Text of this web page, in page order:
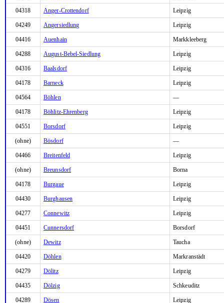
04318 Anger-Crottendorf Leipzig
04249 Angersiedlung Leipzig
04416 Auenhain Markkleeberg
04288 August-Bebel-Siedlung Leipzig
04316 Baalsdorf Leipzig
04178 Barneck Leipzig
04564 Böhlen —
04178 Böhlitz-Ehrenberg Leipzig
04551 Borsdorf Leipzig
(ohne) Bösdorf —
04466 Breitenfeld Leipzig
(ohne) Breunsdorf Borna
04178 Burgaue Leipzig
04430 Burghausen Leipzig
04277 Connewitz Leipzig
04451 Cunnersdorf Borsdorf
(ohne) Dewitz Taucha
04420 Döhlen Markranstädt
04279 Dölitz Leipzig
04435 Dölzig Schkeuditz
04289 Dösen Leipzig